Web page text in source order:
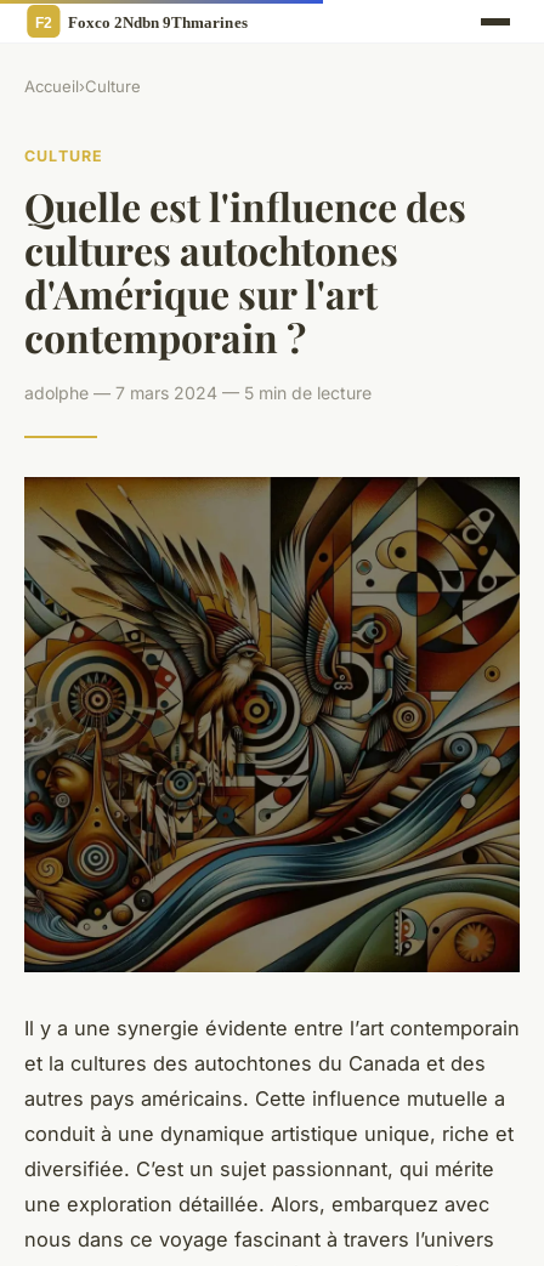
Accueil›Culture
CULTURE
Quelle est l'influence des
cultures autochtones
d'Amérique sur l'art
contemporain ?
adolphe — 7 mars 2024 — 5 min de lecture
Il y a une synergie évidente entre l’art contemporain
et la cultures des autochtones du Canada et des
autres pays américains. Cette influence mutuelle a
conduit à une dynamique artistique unique, riche et
diversifiée. C’est un sujet passionnant, qui mérite
une exploration détaillée. Alors, embarquez avec
nous dans ce voyage fascinant à travers l’univers